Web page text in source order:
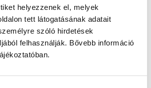
helyezzenek el, melyek
tett látogatásának adatait
szóló hirdetések
felhasználják. Bővebb információ